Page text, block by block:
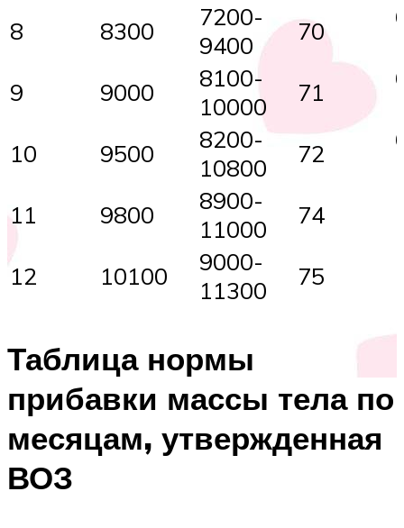
8
8300
7200-
9400
70
9
9000
8100-
10000
71
10
9500
8200-
10800
72
11
9800
8900-
11000
74
12
10100
9000-
11300
75
Таблица нормы
прибавки массы тела по
месяцам, утвержденная
ВОЗ